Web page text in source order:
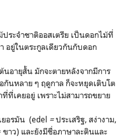
ประจำชาติออสเตรีย เป็นดอกไม้ที่
อยู่ในตระกูลเดียวกันกับดอก
นอายุสั้น มักจะตายหลังจากมีการ
นหลาย ๆ ฤดูกาล ก็จะหยุดเติบโต
ที่เคยอยู่ เพราะไม่สามารถขยาย
ยอรมัน (edel =ประเสริฐ, สง่างาม,
ขาว) และยังมีชื่อภาษาละตินและ